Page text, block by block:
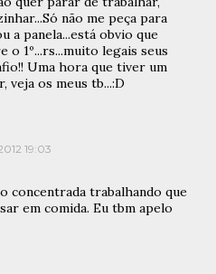
não me peça para
a panela...está obvio que
o 1º...rs...muito legais seus
Uma hora que tiver um
veja os meus tb...:D
19:03
concentrada trabalhando que
em comida. Eu tbm apelo